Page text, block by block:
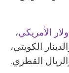
الأمريكي،
الكويتي،
القطري.